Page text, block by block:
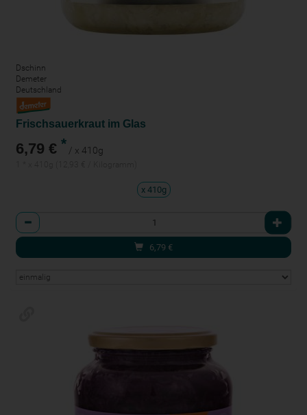
Dschinn
Demeter
Deutschland
Frischsauerkraut im Glas
6,79 € * / x 410g
x 410g
Anzahl
6,79 €